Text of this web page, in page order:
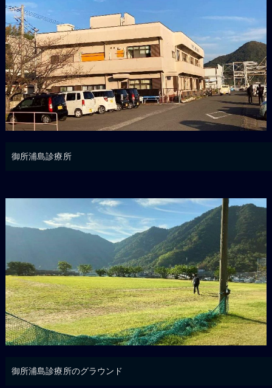
御所浦島診療所
御所浦島診療所のグラウンド